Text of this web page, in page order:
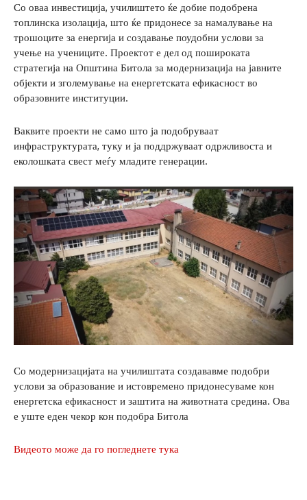
Со оваа инвестиција, училиштето ќе добие подобрена
топлинска изолација, што ќе придонесе за намалување на
трошоците за енергија и создавање поудобни услови за
учење на учениците. Проектот е дел од пошироката
стратегија на Општина Битола за модернизација на јавните
објекти и зголемување на енергетската ефикасност во
образовните институции.
Ваквите проекти не само што ја подобруваат
инфраструктурата, туку и ја поддржуваат одржливоста и
еколошката свест меѓу младите генерации.
Со модернизацијата на училиштата создававме подобри
услови за образование и истовремено придонесуваме кон
енергетска ефикасност и заштита на животната средина. Ова
е уште еден чекор кон подобра Битола
Видеото може да го погледнете тука